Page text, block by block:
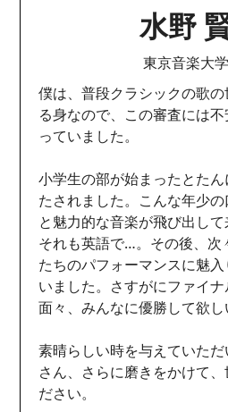
水野
東京音楽大
僕は、普段クラシックの歌
る身なので、この審査には
っていました。
小学生の部が始まったとた
たされました。こんな年少
と魅力的な音楽が飛び出して
それも英語で…。その後、次
たちのパフォーマンスに魅
いました。さすがにファイ
面々、みんなに優勝して欲し
素晴らしい時を与えていた
さん、さらに磨きをかけて
ださい。